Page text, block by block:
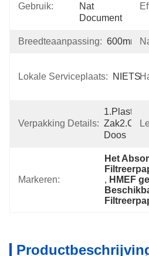
Gebruik:
Nat
Document
Breedteaanpassing: 600mm
Lokale Serviceplaats: NIETS
Verpakking Details:
1.Plastic
Doos
Markeren:
Het
, HMEF